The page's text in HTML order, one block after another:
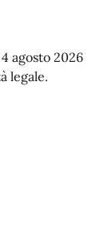
agosto 2026
legale.